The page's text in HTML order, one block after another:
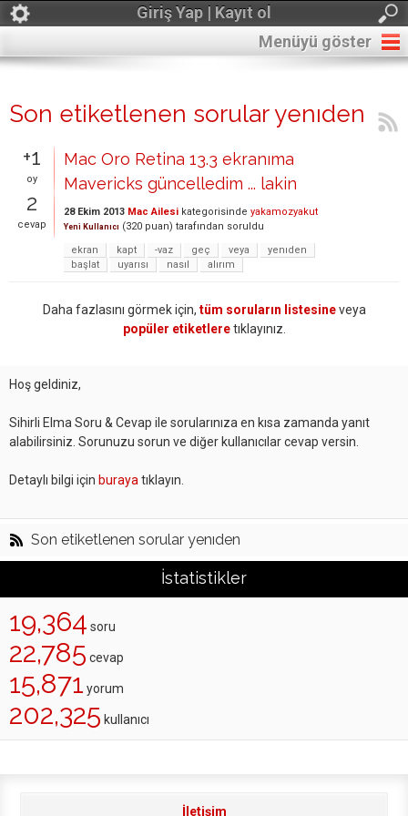
Giriş Yap | Kayıt ol
Menüyü göster
Son etiketlenen sorular yenıden
+1
oy
2
cevap
Mac Oro Retina 13.3 ekranıma
Mavericks güncelledim ... lakin
28 Ekim 2013 Mac Ailesi kategorisinde yakamozyakut
Yeni Kullanıcı (320 puan) tarafından soruldu
ekran
kapt -vaz geç veya
yenıden
başlat
uyarısı nasıl alırım
Daha fazlasını görmek için, tüm soruların listesineveya
popüler etiketleretıklayınız.
Hoş geldiniz,
Sihirli Elma Soru & Cevap ile sorularınıza en kısa zamanda yanıt
alabilirsiniz. Sorunuzu sorun ve diğer kullanıcılar cevap versin.
Detaylı bilgi için buraya tıklayın.
Son etiketlenen sorular yenıden
İstatistikler
19,364 soru
22,785 cevap
15,871 yorum
202,325 kullanıcı
İletişim